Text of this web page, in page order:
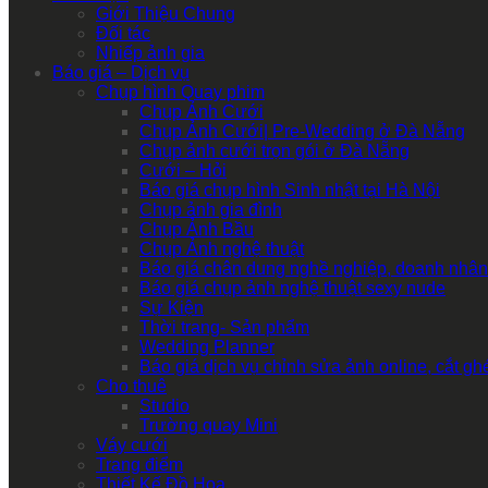
Giới Thiệu Chung
Đối tác
Nhiếp ảnh gia
Báo giá – Dịch vụ
Chụp hình Quay phim
Chụp Ảnh Cưới
Chụp Ảnh Cưới| Pre-Wedding ở Đà Nẵng
Chụp ảnh cưới trọn gói ở Đà Nẵng
Cưới – Hỏi
Báo giá chụp hình Sinh nhật tại Hà Nội
Chụp ảnh gia đình
Chụp Ảnh Bầu
Chụp Ảnh nghệ thuật
Báo giá chân dung nghề nghiệp, doanh nhân
Báo giá chụp ảnh nghệ thuật sexy nude
Sự Kiện
Thời trang- Sản phẩm
Wedding Planner
Báo giá dịch vụ chỉnh sửa ảnh online, cắt
Cho thuê
Studio
Trường quay Mini
Váy cưới
Trang điểm
Thiết Kế Đồ Họa